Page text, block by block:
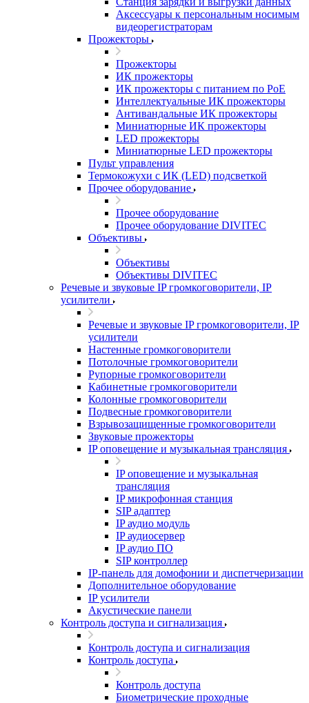
Аксессуары к персональным носимым
видеорегистраторам
Прожекторы
Прожекторы
ИК прожекторы
ИК прожекторы с питанием по PoE
Интеллектуальные ИК прожекторы
Антивандальные ИК прожекторы
Миниатюрные ИК прожекторы
LED прожекторы
Миниатюрные LED прожекторы
Пульт управления
Термокожухи с ИК (LED) подсветкой
Прочее оборудование
Прочее оборудование
Прочее оборудование DIVITEC
Объективы
Объективы
Объективы DIVITEC
Речевые и звуковые IP громкоговорители, IP
усилители
Речевые и звуковые IP громкоговорители, IP
усилители
Настенные громкоговорители
Потолочные громкоговорители
Рупорные громкоговорители
Кабинетные громкоговорители
Колонные громкоговорители
Подвесные громкоговорители
Взрывозащищенные громкоговорители
Звуковые прожекторы
IP оповещение и музыкальная трансляция
IP оповещение и музыкальная
трансляция
IP микрофонная станция
SIP адаптер
IP аудио модуль
IP аудиосервер
IP аудио ПО
SIP контроллер
IP-панель для домофонии и диспетчеризации
Дополнительное оборудование
IP усилители
Акустические панели
Контроль доступа и сигнализация
Контроль доступа и сигнализация
Контроль доступа
Контроль доступа
Биометрические проходные